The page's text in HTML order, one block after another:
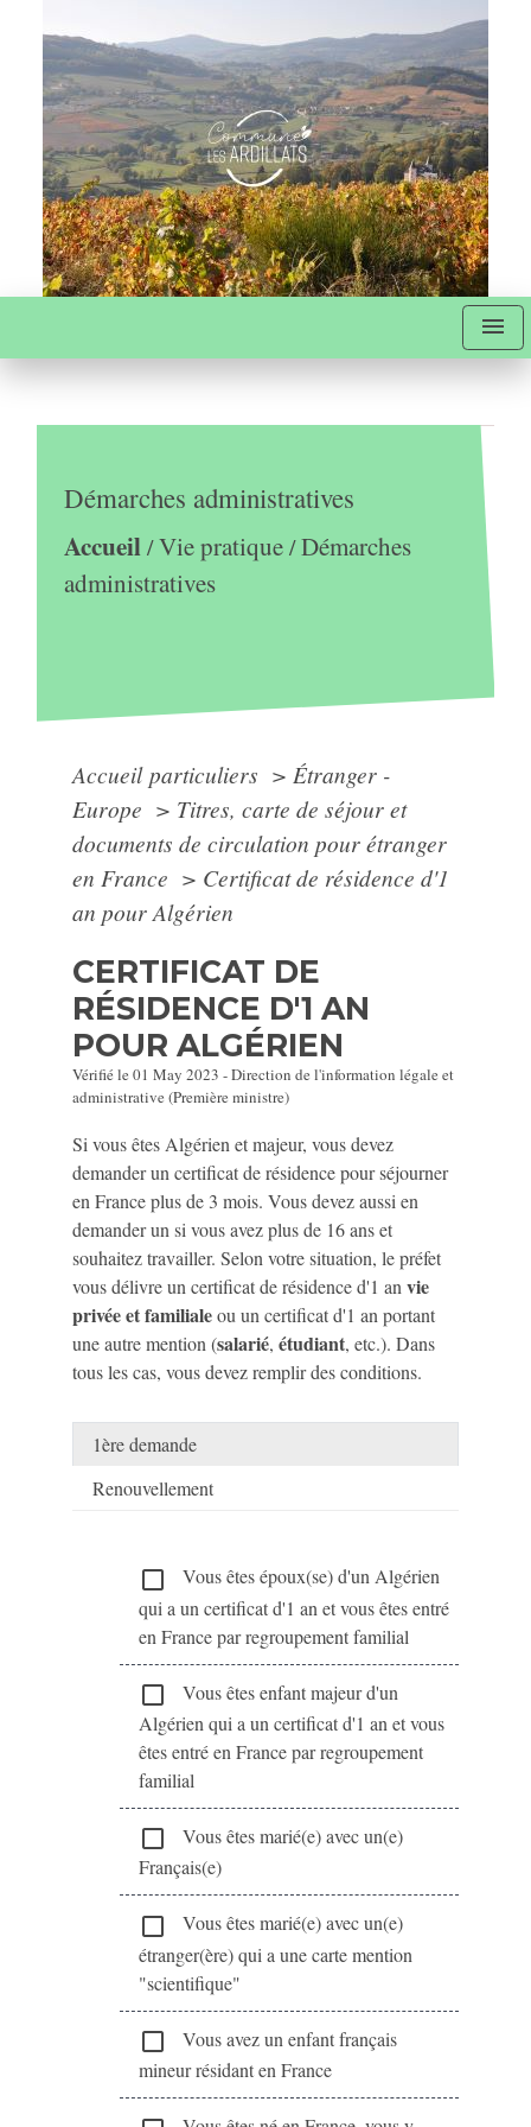
menu
Démarches administratives
Accueil/Vie pratique/Démarches
administratives
Accueil particuliers > Étranger -
Europe > Titres, carte de séjour et
documents de circulation pour étranger
en France > Certificat de résidence d'1
an pour Algérien
CERTIFICAT DE
RÉSIDENCE D'1 AN
POUR ALGÉRIEN
Vérifié le 01 May 2023 - Direction de l'information légale et
administrative (Première ministre)
Si vous êtes Algérien et majeur, vous devez
demander un certificat de résidence pour séjourner
en France plus de 3 mois. Vous devez aussi en
demander un si vous avez plus de 16 ans et
souhaitez travailler. Selon votre situation, le préfet
vous délivre un certificat de résidence d'1 anvie
privée et familialeou un certificat d'1 an portant
une autre mention (salarié,étudiant, etc.). Dans
tous les cas, vous devez remplir des conditions.
1ère demande
Renouvellement
check_box_outline_blank
Vous êtes époux(se) d'un Algérien
qui a un certificat d'1 an et vous êtes entré
en France par regroupement familial
check_box_outline_blank
Vous êtes enfant majeur d'un
Algérien qui a un certificat d'1 an et vous
êtes entré en France par regroupement
familial
check_box_outline_blank
Vous êtes marié(e) avec un(e)
Français(e)
check_box_outline_blank
Vous êtes marié(e) avec un(e)
étranger(ère) qui a une carte mention
"scientifique"
check_box_outline_blank
Vous avez un enfant français
mineur résidant en France